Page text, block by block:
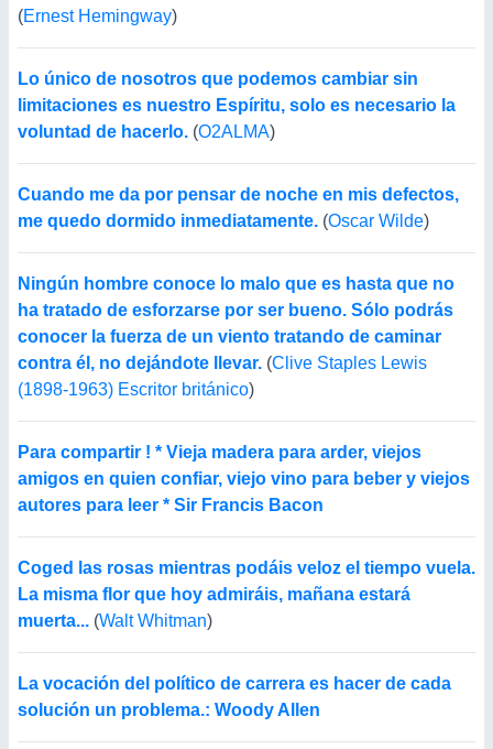
(Ernest Hemingway)
Lo único de nosotros que podemos cambiar sin
limitaciones es nuestro Espíritu, solo es necesario la
voluntad de hacerlo. (O2ALMA)
Cuando me da por pensar de noche en mis defectos,
me quedo dormido inmediatamente. (Oscar Wilde)
Ningún hombre conoce lo malo que es hasta que no
ha tratado de esforzarse por ser bueno. Sólo podrás
conocer la fuerza de un viento tratando de caminar
contra él, no dejándote llevar. (Clive Staples Lewis
(1898-1963) Escritor británico)
Para compartir ! * Vieja madera para arder, viejos
amigos en quien confiar, viejo vino para beber y viejos
autores para leer * Sir Francis Bacon
Coged las rosas mientras podáis veloz el tiempo vuela.
La misma flor que hoy admiráis, mañana estará
muerta... (Walt Whitman)
La vocación del político de carrera es hacer de cada
solución un problema.: Woody Allen